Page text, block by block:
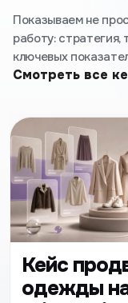
Показываем не
работу: стратегия,
ключевых
Смотреть все
Кейс
одежды